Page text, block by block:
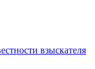
взыскателя